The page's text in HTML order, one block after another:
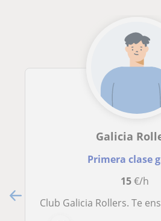
Galicia
Primera clase
15€/h
Club Galicia Rollers. Te enseñamos a patinar de la